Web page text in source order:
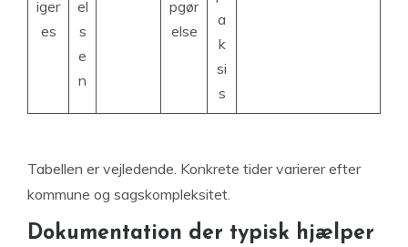
iger
es
el
s
e
n
pgør
else
a
k
si
s
Tabellen er vejledende. Konkrete tider varierer efter
kommune og sagskompleksitet.
Dokumentation der typisk hjælper